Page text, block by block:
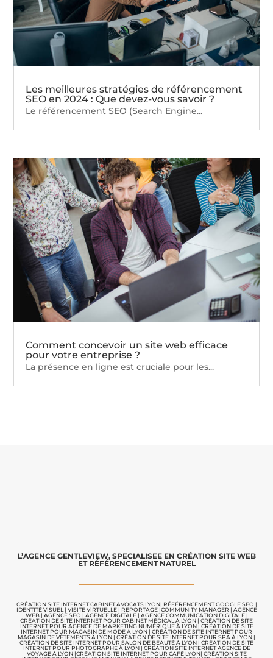
Les meilleures stratégies de référencement
SEO en 2024 : Que devez-vous savoir ?
Le référencement SEO (Search Engine...
Comment concevoir un site web efficace
pour votre entreprise ?
La présence en ligne est cruciale pour les...
L’AGENCE GENTLEVIEW, SPECIALISEE EN CRÉATION SITE WEB
ET RÉFÉRENCEMENT NATUREL
CRÉATION SITE INTERNET CABINET AVOCATS LYON| RÉFÉRENCEMENT GOOGLE SEO |
IDENTITÉ VISUEL | VISITE VIRTUELLE| REPORTAGE |COMMUNITY MANAGER | AGENCE
WEB| AGENCE SEO | AGENCE DIGITALE| AGENCE COMMUNICATIONDIGITALE |
CRÉATION DE SITE INTERNET POUR CABINET MÉDICAL À LYON | CRÉATION DE SITE
INTERNET POUR AGENCE DE MARKETING NUMÉRIQUE À LYON| CRÉATION DE SITE
INTERNET POUR MAGASIN DE MODE À LYON | CRÉATION DE SITE INTERNET POUR
MAGASIN DE VÊTEMENTS À LYON | CRÉATION DE SITE INTERNET POUR SPA À LYON |
CRÉATION DE SITE INTERNET POUR SALON DE BEAUTÉ À LYON | CRÉATION DE SITE
INTERNET POUR PHOTOGRAPHE À LYON| CRÉATION SITE INTERNET AGENCE DE
VOYAGE À LYON|CRÉATION SITE INTERNET POUR CAFÉ LYON| CRÉATION SITE